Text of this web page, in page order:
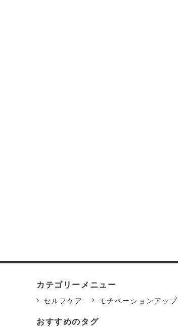
カテゴリーメニュー
セルフケア モチベーションアップ
おすすめのタグ